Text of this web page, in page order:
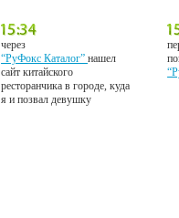
через
“РуФокс Каталог”нашел
сайт китайского
ресторанчика в городе, куда
я и позвал девушку